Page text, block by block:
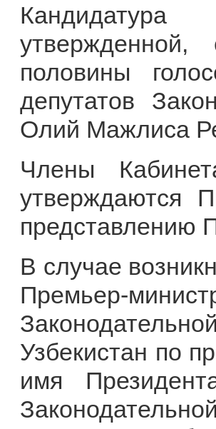
половины
депутатов
Олий Мажлиса
Члены
утверждаются
представлению
В случае
Премьер-
Узбекистан по
имя